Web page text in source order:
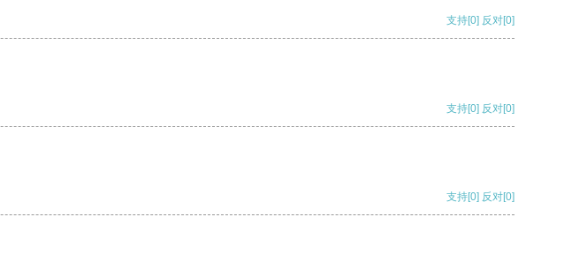
支持[0] 反对[0]
支持[0] 反对[0]
支持[0] 反对[0]